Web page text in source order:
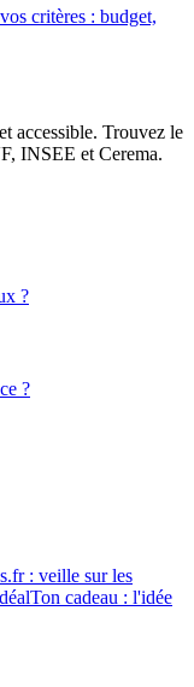
critères : budget,
accessible. Trouvez le
INSEE et Cerema.
?
?
: veille sur les
Ton cadeau : l'idée